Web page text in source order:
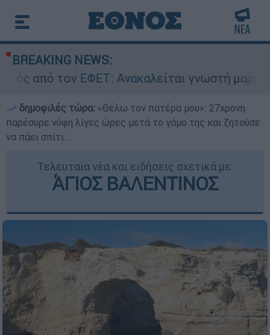
BREAKING NEWS:
Ανακαλείται γνωστή μαρμελάδα -
δημοφιλές τώρα: «Θέλω τον πατέρα μου»: 27χρονη
παρέσυρε νύφη λίγες ώρες μετά το γάμο της και ζητούσε
να πάει σπίτι...
Τελευταία νέα και ειδήσεις σχετικά με:
ΆΓΙΟΣ ΒΑΛΕΝΤΙΝΟΣ